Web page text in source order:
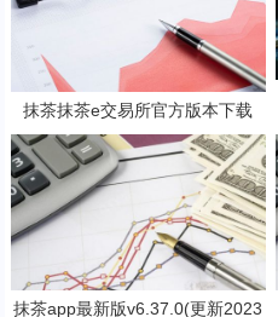
抹茶抹茶e交易所官方版本下载
（支持安卓iOS官方下载）
抹茶app最新版v6.37.0(更新2023